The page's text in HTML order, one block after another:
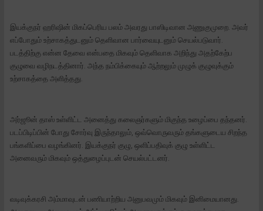
இயக்குநர் ஹரிஷின் மிகப்பெரிய பலம் அவரது பாஸிடிவான அணுகுமுறை. அவர்
எப்போதும் உற்சாகத்துடனும் தெளிவான பார்வையுடனும் செயல்படுவார்.
படத்திற்கு என்ன தேவை என்பதை மிகவும் தெளிவாக அறிந்து அதற்கேற்ப
குழுவை வழிநடத்தினார். அந்த நம்பிக்கையும் ஆற்றலும் முழுக் குழுவுக்கும்
உற்சாகத்தை அளித்தது.
அர்ஜூன் தாஸ் உள்ளிட்ட அனைத்து கலைஞர்களும் மிகுந்த உழைப்பை தந்தனர்.
படப்பிடிப்பின் போது சோர்வு இருந்தாலும், ஒவ்வொருவரும் தங்களுடைய சிறந்த
பங்களிப்பை வழங்கினர். இயக்குநர் குழு, ஒளிப்பதிவுக் குழு உள்ளிட்ட
அனைவரும் மிகவும் ஒத்துழைப்புடன் செயல்பட்டனர்.
வடிவுக்கரசி அம்மாவுடன் பணியாற்றிய அனுபவமும் மிகவும் இனிமையானது.